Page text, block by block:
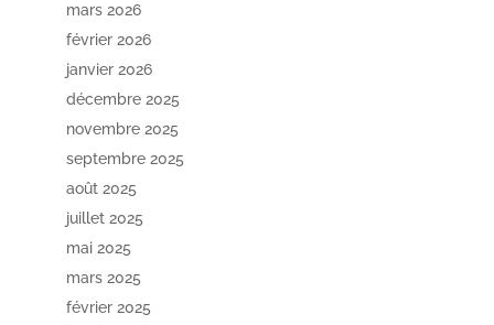
mars 2026
février 2026
janvier 2026
décembre 2025
novembre 2025
septembre 2025
août 2025
juillet 2025
mai 2025
mars 2025
février 2025